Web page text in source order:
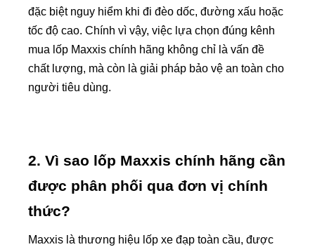
đặc biệt nguy hiểm khi đi đèo dốc, đường xấu hoặc
tốc độ cao. Chính vì vậy, việc lựa chọn đúng kênh
mua lốp Maxxis chính hãng không chỉ là vấn đề
chất lượng, mà còn là giải pháp bảo vệ an toàn cho
người tiêu dùng.
2. Vì sao lốp Maxxis chính hãng cần
được phân phối qua đơn vị chính
thức?
Maxxis là thương hiệu lốp xe đạp toàn cầu, được